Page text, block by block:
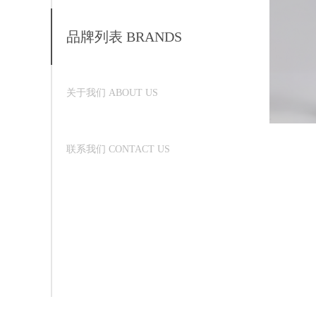
品牌列表 BRANDS
关于我们 ABOUT US
联系我们 CONTACT US